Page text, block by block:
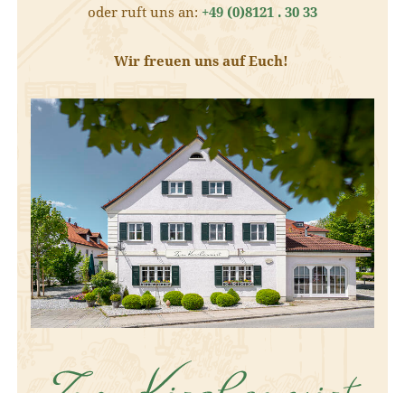
oder ruft uns an: +49 (0)8121 . 30 33
Wir freuen uns auf Euch!